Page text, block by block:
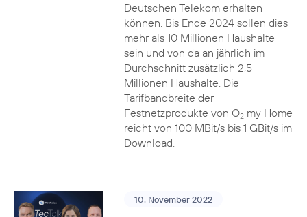
Deutschen Telekom erhalten
können. Bis Ende 2024 sollen dies
mehr als 10 Millionen Haushalte
sein und von da an jährlich im
Durchschnitt zusätzlich 2,5
Millionen Haushalte. Die
Tarifbandbreite der
Festnetzprodukte von O2my Home
reicht von 100 MBit/s bis 1 GBit/s im
Download.
10. November 2022